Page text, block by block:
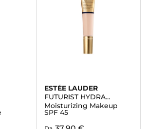
ESTÉE LAUDER
FUTURIST HYDRA
RESCUE
Moisturizing Makeup
SPF 45